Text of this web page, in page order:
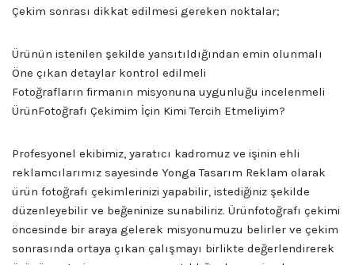
Çekim sonrası dikkat edilmesi gereken noktalar;
Ürünün istenilen şekilde yansıtıldığından emin olunmalı
Öne çıkan detaylar kontrol edilmeli
Fotoğrafların firmanın misyonuna uygunluğu incelenmeli
ÜrünFotoğrafı Çekimim İçin Kimi Tercih Etmeliyim?
Profesyonel ekibimiz, yaratıcı kadromuz ve işinin ehli
reklamcılarımız sayesinde Yonga Tasarım Reklam olarak
ürün fotoğrafı çekimlerinizi yapabilir, istediğiniz şekilde
düzenleyebilir ve beğeninize sunabiliriz. Ürünfotoğrafı çekimi
öncesinde bir araya gelerek misyonumuzu belirler ve çekim
sonrasında ortaya çıkan çalışmayı birlikte değerlendirerek